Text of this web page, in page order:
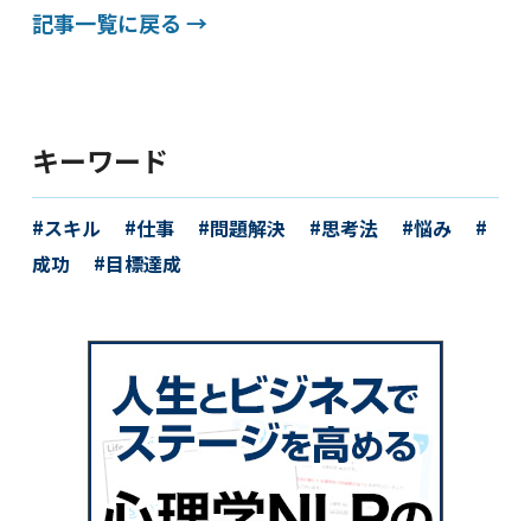
記事一覧に戻る →
キーワード
スキル 仕事 問題解決 思考法
悩み
成功
目標達成